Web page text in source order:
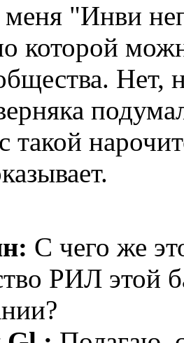
"Инви
которой
Нет,
такой
С чего же
РИЛ этой